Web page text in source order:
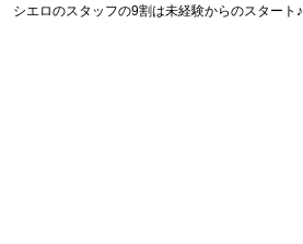
シエロのスタッフの9割は未経験からのスタート♪